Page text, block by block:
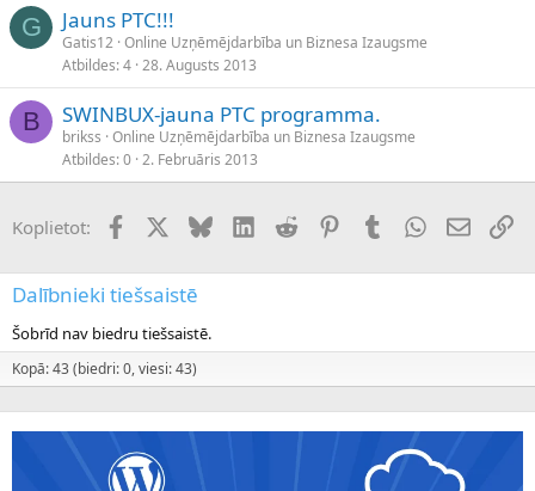
G Jauns PTC!!!
Gatis12 Online Uzņēmējdarbība un Biznesa Izaugsme
Atbildes 4 28. Augusts 2013
B SWINBUX-jauna PTC programma.
brikss Online Uzņēmējdarbība un Biznesa Izaugsme
Atbildes 0 2. Februāris 2013
Koplietot: FacebookX (Twitter)
BlueskyLinkedInReddit PinterestTumblrWhatsApp
E-pasts
Dalībnieki tiešsaistē
Šobrīd nav biedru tiešsaistē.
Kopā: 43 (biedri: 0, viesi: 43)